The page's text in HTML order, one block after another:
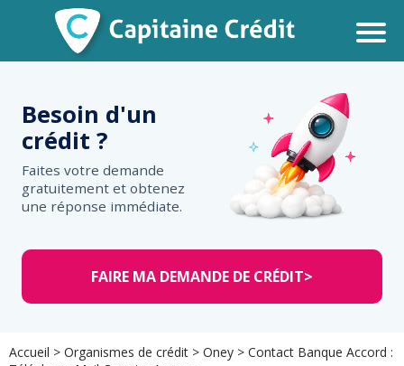
Besoin d'un
crédit ?
Faites votre demande
gratuitement et obtenez
une réponse immédiate.
FAIRE MA DEMANDE DE CRÉDIT>
Accueil > Organismes de crédit > Oney > Contact Banque Accord :